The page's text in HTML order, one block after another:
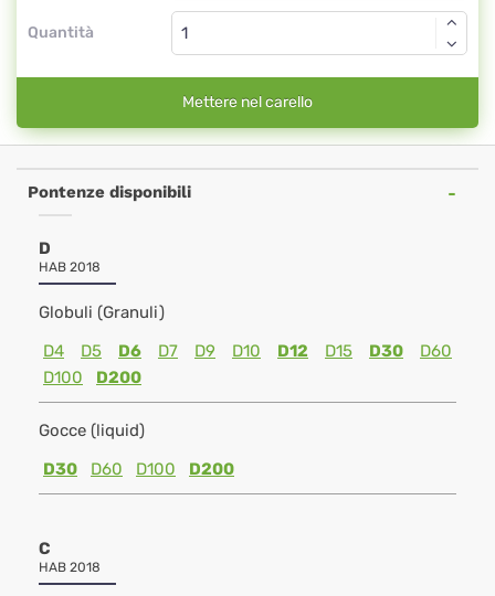
Quantità
Mettere nel carello
Pontenze disponibili
D
HAB 2018
Globuli (Granuli)
D4
D5 D6 D7 D9 D10 D12 D15 D30
D60
D100
D200
Gocce (liquid)
D30
D60 D100 D200
C
HAB 2018